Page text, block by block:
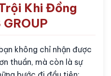
Khi Đồng
không chỉ nhận được
thuần, mà còn là sự